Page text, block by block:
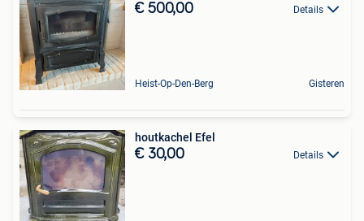
€ 500,00 Details
Heist-Op-Den-Berg Gisteren
houtkachel Efel
€ 30,00 Details